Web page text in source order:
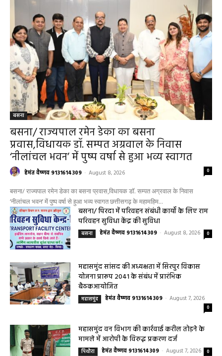
बसना
बसना/ राज्यपाल रमेन डेका का बसना
प्रवास,विधायक डॉ. सम्पत अग्रवाल के निवास
‘नीलांचल भवन’ में पुष्प वर्षा से हुआ भव्य स्वागत
हेमंत वैष्णव 9131614309 - August 8, 2026
बसना/ राज्यपाल रमेन डेका का बसना प्रवास,विधायक डॉ. सम्पत अग्रवाल के निवास
‘नीलांचल भवन’ में पुष्प वर्षा से हुआ भव्य स्वागत छत्तीसगढ़ के महामहिम...
बसना/ पिरदा में परिवहन संबंधी कार्यों के लिए राम
बसना हेमंत वैष्णव 9131614309 - August 8, 2026
महासमुंद सांसद की अध्यक्षता में सिरपुर विकास
योजना प्रारूप 2041 के संबंध में प्रारंभिक
महासमुंद हेमंत वैष्णव 9131614309 - August 7, 2026